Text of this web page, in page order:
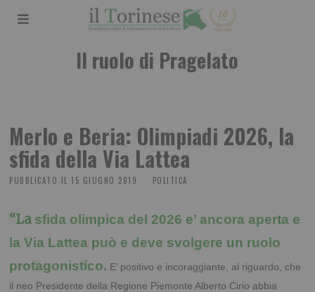
Il ruolo di Pragelato
Merlo e Beria: Olimpiadi 2026, la
sfida della Via Lattea
PUBBLICATO IL 15 GIUGNO 2019 POLITICA
“La sfida olimpica del 2026 e’ ancora aperta e
la Via Lattea può e deve svolgere un ruolo
protagonistico. E’ positivo e incoraggiante, al riguardo, che
il neo Presidente della Regione Piemonte Alberto Cirio abbia